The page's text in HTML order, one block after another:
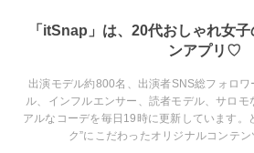
「itSnap」は、20代おしゃれ女
ンアプリ♡
出演モデル約800名、出演者SNS総フォロ
ル、インフルエンサー、読者モデル、サロモ
アルなコーデを毎日19時に更新しています。
ク”にこだわったオリジナルコンテン